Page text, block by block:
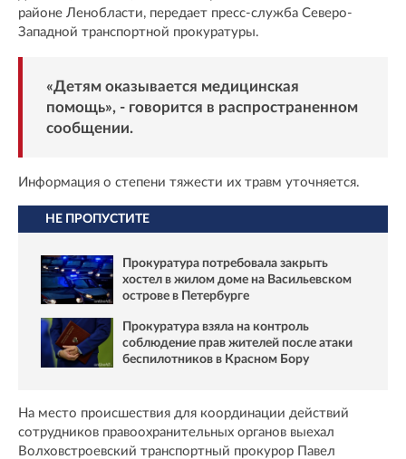
районе Ленобласти, передает пресс-служба Северо-
Западной транспортной прокуратуры.
«Детям оказывается медицинская
помощь», - говорится в распространенном
сообщении.
Информация о степени тяжести их травм уточняется.
НЕ ПРОПУСТИТЕ
Прокуратура потребовала закрыть
хостел в жилом доме на Васильевском
острове в Петербурге
Прокуратура взяла на контроль
соблюдение прав жителей после атаки
беспилотников в Красном Бору
На место происшествия для координации действий
сотрудников правоохранительных органов выехал
Волховстроевский транспортный прокурор Павел